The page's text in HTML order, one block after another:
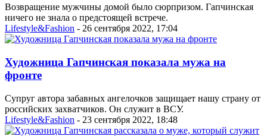
Возвращение мужчины домой было сюрпризом. Гапчинская
ничего не знала о предстоящей встрече.
Lifestyle&Fashion - 26 сентября 2022, 17:04
Художница Гапчинская показала мужа на
фронте
Супруг автора забавных ангелочков защищает нашу страну от
российских захватчиков. Он служит в ВСУ.
Lifestyle&Fashion - 23 сентября 2022, 18:48